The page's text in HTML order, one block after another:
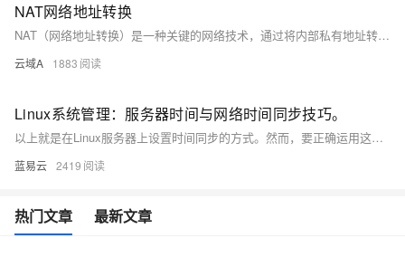
NAT网络地址转换
NAT（网络地址转换）是一种关键的网络技术，通过将内部私有地址转换为外部公网地址，实现多设备共享单一公网IP上网。它不仅解决了IPv4地址不足的问题，还增强了网络安全，隐藏了内部网络结构。NAT主要分为静态NAT、动态NAT和NAPT（网络地址端口转换）三种类型，广泛应用于家庭和企业网络中。然而，NAT也存在对某些应用不友好、增加延迟及与IPv6不兼容等缺点。
云域A 1883
Linux系统管理：服务器时间与网络时间同步技巧。
以上就是在Linux服务器上设置时间同步的方式。然而，要正确运用这些知识，需要理解其背后的工作原理：服务器根据网络中的其他机器的时间进行校对，逐步地精确自己的系统时间，就像一只犹豫不决的啮齿动物，通过观察其他啮齿动物的行为，逐渐确定自己的行为逻辑，既简单，又有趣。最后希望这个过程既能给你带来乐趣，也能提高你作为系统管理员的专业素养。
蓝易云 2419
热门文章 最新文章